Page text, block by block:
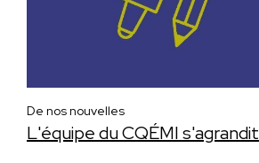
L'équipe du CQÉMI s'agrandit
De nos nouvelles